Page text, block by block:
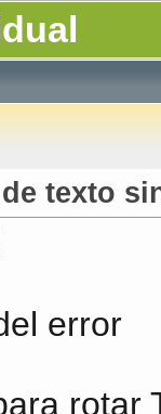
texto
error
rotar